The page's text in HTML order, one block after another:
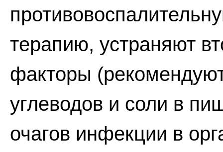
терапию, устраняют
факторы
углеводов и соли в
очагов инфекции в